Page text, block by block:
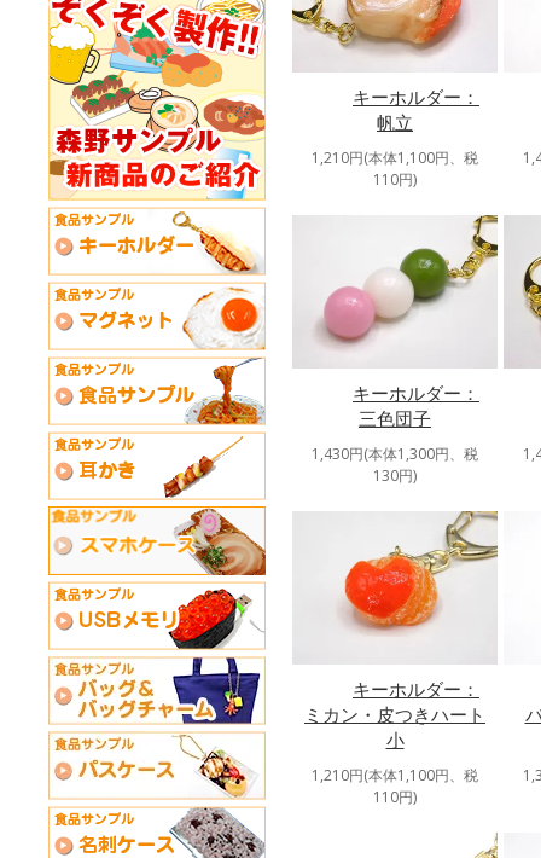
キーホルダー：
帆立
1,210円(本体1,100円、税
110円)
キーホルダー：
三色団子
1,430円(本体1,300円、税
130円)
キーホルダー：
ミカン・皮つきハート
小
1,210円(本体1,100円、税
110円)